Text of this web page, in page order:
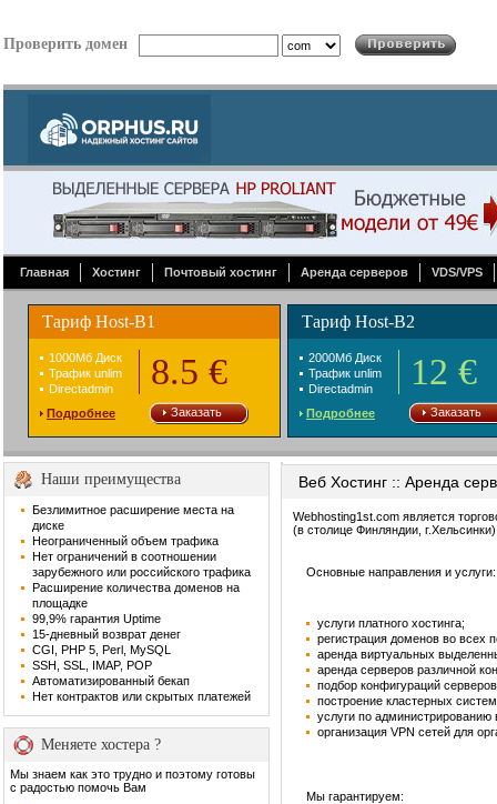
Проверить домен
Главная Хостинг Почтовый хостинг Аренда серверов VDS/VPS
Тариф Host-B1
1000Mб Диск
Трафик unlim
Directadmin
8.5 €
Подробнее Заказать
Тариф Host-B2
2000Mб Диск
Трафик unlim
Directadmin
12 €
Подробнее Заказать
Наши преимущества
Безлимитное расширение места на
диске
Неограниченный объем трафика
Нет ограничений в соотношении
зарубежного или российского трафика
Расширение количества доменов на
площадке
99,9% гарантия Uptime
15-дневный возврат денег
CGI, PHP 5, Perl, MySQL
SSH, SSL, IMAP, POP
Автоматизированный бекап
Нет контрактов или скрытых платежей
Меняете хостера ?
Мы знаем как это трудно и поэтому готовы
с радостью помочь Вам
Веб Хостинг :: Аренда
Webhosting1st.com является
(в столице Финляндии,
Основные направления и услуги:
услуги платного хостинга;
регистрация доменов во всех
аренда виртуальных
аренда серверов различной
подбор конфигураций
построение кластерных
услуги по
организация VPN сетей для
Мы гарантируем: